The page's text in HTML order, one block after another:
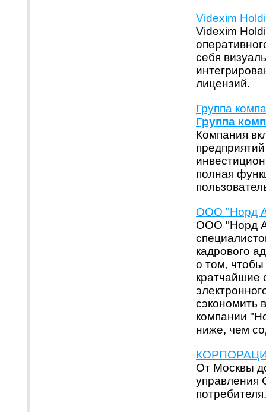
Videxim
Videxim
себя
лицензий.
Группа
Группа
Компания
полная
ООО "Норд
ООО "Норд
кадрового
о том,
кратчайшие
сэкономить
компании
ниже, чем
От Москвы
управления
потребителя.